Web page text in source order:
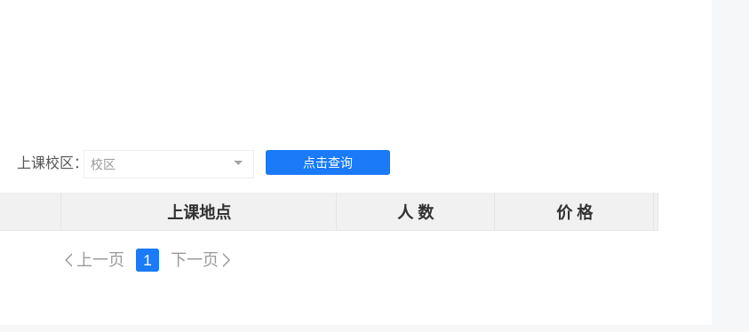
上课校区： 校区 点击查询
上课地点 人 数 价 格
上一页 1 下一页